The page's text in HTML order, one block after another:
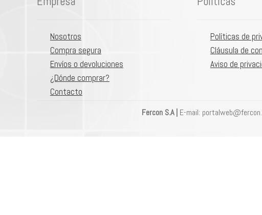
Nosotros
Compra segura
Envíos o devoluciones
¿Dónde comprar?
Contacto
Políticas de
Cláusula de
Aviso de
Fercon S.A | E-mail: